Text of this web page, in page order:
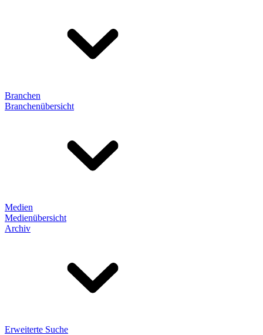
Branchen
Branchenübersicht
Medien
Medienübersicht
Archiv
Erweiterte Suche